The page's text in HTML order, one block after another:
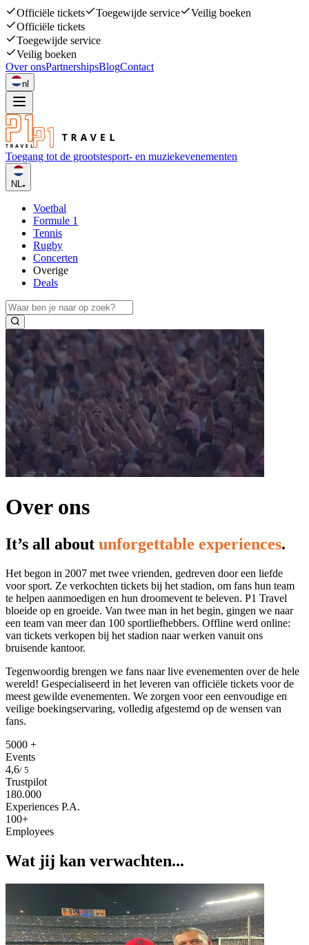
Officiële tickets Toegewijde service
Veilig boeken
Officiële tickets
Toegewijde service
Veilig boeken
Over onsPartnershipsBlogContact
nl
Toegang tot de grootstesport- en muziekevenementen
NL
Voetbal
Formule 1
Tennis
Rugby
Concerten
Overige
Deals
Over ons
It’s all about unforgettable experiences.
Het begon in 2007 met twee vrienden, gedreven door een liefde
voor sport. Ze verkochten tickets bij het stadion, om fans hun team
te helpen aanmoedigen en hun droomevent te beleven. P1 Travel
bloeide op en groeide. Van twee man in het begin, gingen we naar
een team van meer dan 100 sportliefhebbers. Offline werd online:
van tickets verkopen bij het stadion naar werken vanuit ons
bruisende kantoor.
Tegenwoordig brengen we fans naar live evenementen over de hele
wereld! Gespecialiseerd in het leveren van officiële tickets voor de
meest gewilde evenementen. We zorgen voor een eenvoudige en
veilige boekingservaring, volledig afgestemd op de wensen van
fans.
5000 +
Events
4,6/ 5
Trustpilot
180.000
Experiences P.A.
100+
Employees
Wat jij kan verwachten...